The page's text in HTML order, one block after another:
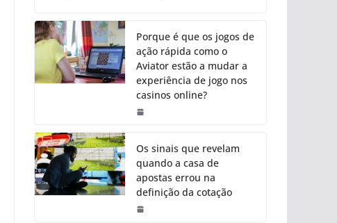
Porque é que os jogos de
ação rápida como o
Aviator estão a mudar a
experiência de jogo nos
casinos online?
Os sinais que revelam
quando a casa de
apostas errou na
definição da cotação